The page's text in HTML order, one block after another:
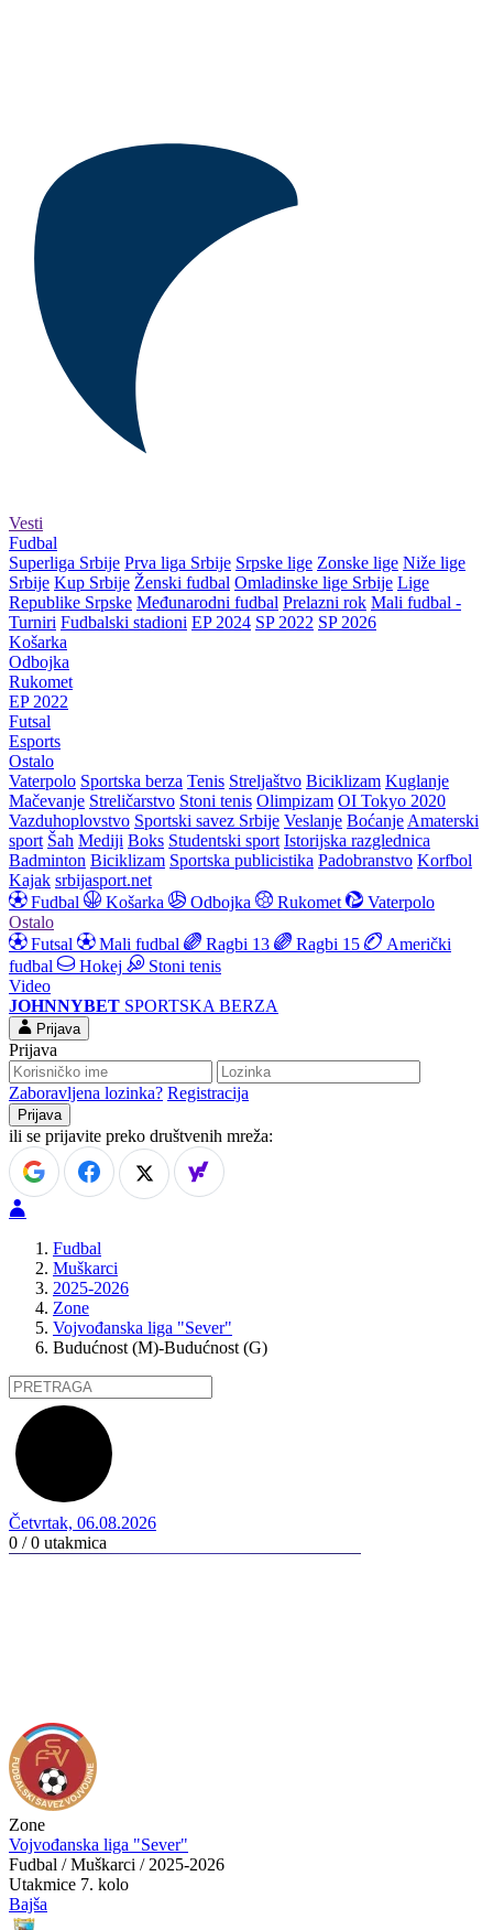
Vesti
Fudbal
Superliga Srbije Prva liga Srbije Srpske lige Zonske lige Niže lige
Srbije Kup Srbije Ženski fudbal Omladinske lige Srbije Lige
Republike Srpske Međunarodni fudbal Prelazni rok Mali fudbal -
Turniri Fudbalski stadioni EP 2024 SP 2022 SP 2026
Košarka
Odbojka
Rukomet
EP 2022
Futsal
Esports
Ostalo
Vaterpolo Sportska berza Tenis Streljaštvo Biciklizam Kuglanje
Mačevanje Streličarstvo Stoni tenis Olimpizam OI Tokyo 2020
Vazduhoplovstvo Sportski savez Srbije Veslanje Boćanje Amaterski
sport Šah Mediji Boks Studentski sport Istorijska razglednica
Badminton Biciklizam Sportska publicistika Padobranstvo Korfbol
Kajak srbijasport.net
Fudbal
Košarka Odbojka Rukomet
Vaterpolo
Ostalo
Futsal
Mali fudbal Ragbi 13 Ragbi 15
Američki
fudbal
Hokej
Stoni tenis
Video
JOHNNYBET SPORTSKA BERZA
Prijava
Prijava
Zaboravljena lozinka? Registracija
ili se prijavite preko društvenih mreža:
Fudbal
Muškarci
2025-2026
Zone
Vojvođanska liga "Sever"
Budućnost (M)-Budućnost (G)
Četvrtak, 06.08.2026
0 / 0 utakmica
Zone
Vojvođanska liga "Sever"
Fudbal / Muškarci / 2025-2026
Utakmice 7. kolo
Bajša